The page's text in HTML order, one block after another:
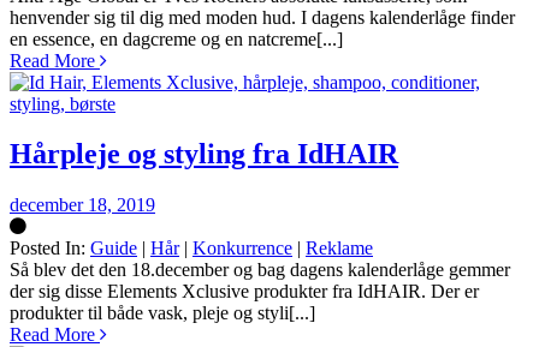
henvender sig til dig med moden hud. I dagens kalenderlåge finder
en essence, en dagcreme og en natcreme[...]
Read More
Hårpleje og styling fra IdHAIR
december 18, 2019
Posted In: Guide | Hår| Konkurrence | Reklame
Silke
Så blev det den 18.december og bag dagens kalenderlåge gemmer
der sig disse Elements Xclusive produkter fra IdHAIR. Der er
produkter til både vask, pleje og styli[...]
Read More